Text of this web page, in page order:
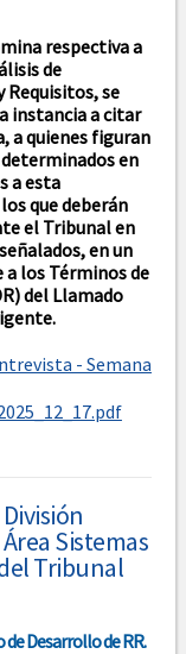
respectiva a
de
Requisitos, se
instancia a citar
a quienes figuran
en
a esta
que deberán
el Tribunal en
en un
los Términos de
del Llamado
- Semana
Sistemas
Tribunal
Desarrollo de RR.